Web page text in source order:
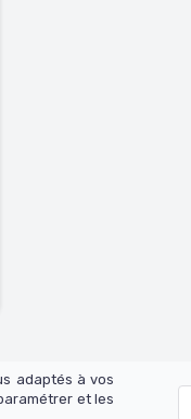
adaptés à vos
et les